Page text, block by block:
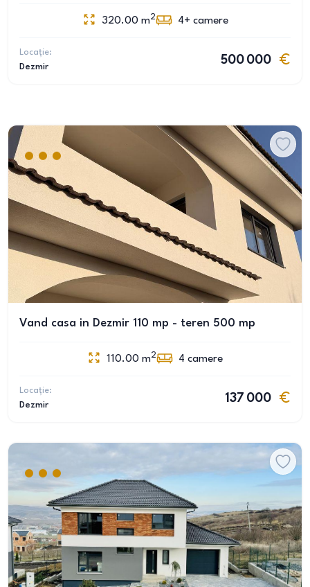
320.00 m2 4+ camere
Locație:
Dezmir
500 000
Vand casa in Dezmir 110 mp - teren 500 mp
110.00 m2 4 camere
Locație:
Dezmir
137 000